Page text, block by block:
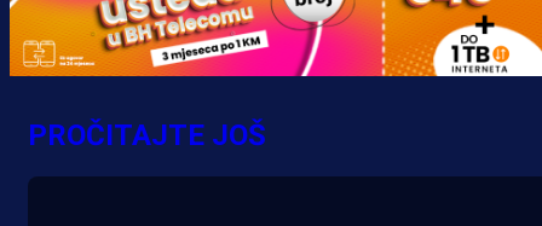
Promo vijesti
MrBit: Isprati kvalifikacije za
evropska takmičenja i preuzmi
bonus dobrodošlice!
PROČITAJTE JOŠ